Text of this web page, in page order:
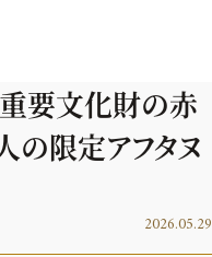
重要文化財の赤
の限定アフタヌ
2026.05.29